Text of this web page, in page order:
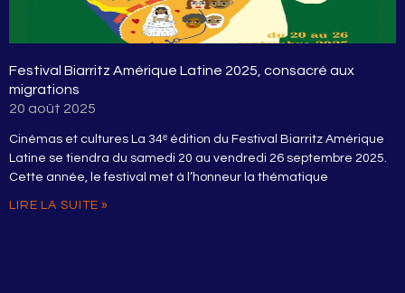
Festival Biarritz Amérique Latine 2025, consacré aux
migrations
20 août 2025
Cinémas et cultures La 34ᵉ édition du Festival Biarritz Amérique
Latine se tiendra du samedi 20 au vendredi 26 septembre 2025.
Cette année, le festival met à l’honneur la thématique
LIRE LA SUITE »